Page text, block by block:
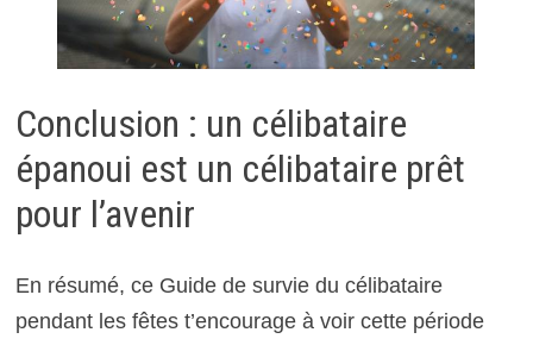
Conclusion : un célibataire
épanoui est un célibataire prêt
pour l’avenir
En résumé, ce Guide de survie du célibataire
pendant les fêtes t’encourage à voir cette période